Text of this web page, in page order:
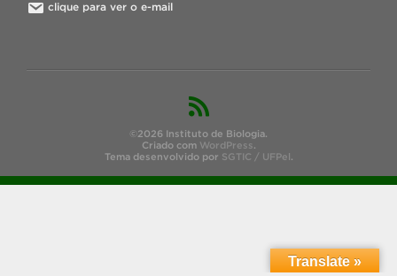
clique para ver o e-mail
©2026 Instituto de Biologia.
Criado com WordPress.
Tema desenvolvido por SGTIC / UFPel.
Translate »